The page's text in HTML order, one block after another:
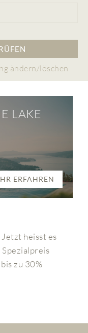
ändern/löschen
LAKE
ERFAHREN
heisst es
zu 30%